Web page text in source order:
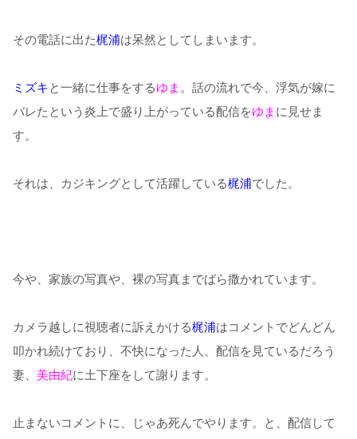
その電話に出た梶浦は呆然としてしまいます。
ミズキと一緒に仕事をするゆま 。話の流れで今、浮気が嫁に
バレたという炎上で盛り上がっている配信をゆま に見せま
す。
それは、カジキングとして活躍している梶浦でした。
今や、家族の写真や、裸の写真までばら撒かれています。
カメラ越しに視聴者に訴えかける梶浦はコメントでどんどん
叩かれ続けており、不快になった人、配信を見ているだろう
妻、 美由紀に土下座をして謝ります。
止まないコメントに、じゃあ死んでやります。と、配信して